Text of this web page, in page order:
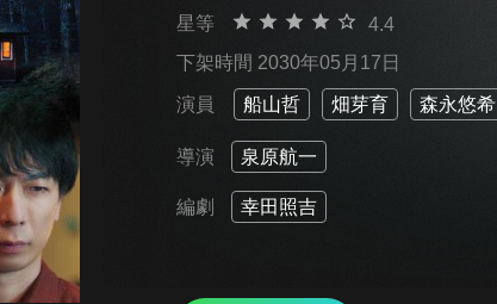
星等
4.4
下架時間 2030年05月17日
演員 船山哲 畑芽育 森永悠希
導演 泉原航一
編劇 幸田照吉